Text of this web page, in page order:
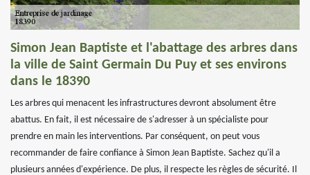
Simon Jean Baptiste et l'abattage des arbres dans
la ville de Saint Germain Du Puy et ses environs
dans le 18390
Les arbres qui menacent les infrastructures devront absolument être
abattus. En fait, il est nécessaire de s'adresser à un spécialiste pour
prendre en main les interventions. Par conséquent, on peut vous
recommander de faire confiance à Simon Jean Baptiste. Sachez qu'il a
plusieurs années d'expérience. De plus, il respecte les règles de sécurité. Il